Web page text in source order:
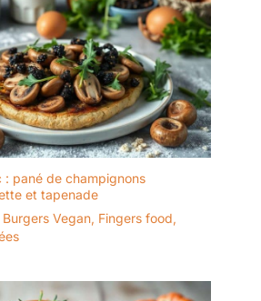
pizzerias, notre robot
pâtissier électrique fait
des merveilles dans
divers contextes. C’est
l’outil idéal pour mélanger
la crème, les légumes et
les pâtes
9in x 6in. BAMBOU
DURABLE - Les planches
à découper sont
fabriquées à partir de
bambou naturel et
durable. Le bambou
pousse rapidement, ne
nécessite pas d'engrais
et se régénère tout seul,
ce qui en fait une culture
très écologique. Sans
produits chimiques
pour préparer et
: pané de champignons
et tapenade
Burgers Vegan, Fingers food,